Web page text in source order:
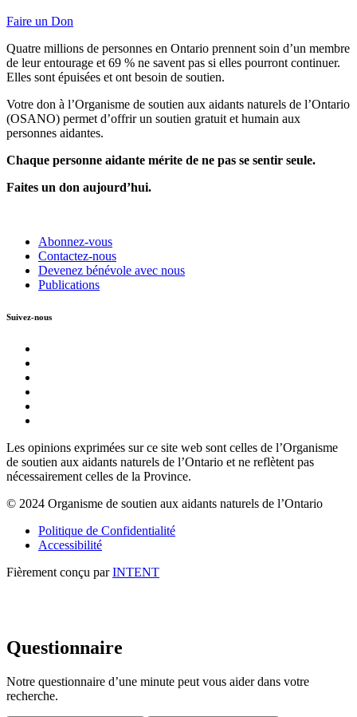
Faire un Don
Quatre millions de personnes en Ontario prennent soin d’un membre
de leur entourage et 69 % ne savent pas si elles pourront continuer.
Elles sont épuisées et ont besoin de soutien.
Votre don à l’Organisme de soutien aux aidants naturels de l’Ontario
(OSANO) permet d’offrir un soutien gratuit et humain aux
personnes aidantes.
Chaque personne aidante mérite de ne pas se sentir seule.
Faites un don aujourd’hui.
Abonnez-vous
Contactez-nous
Devenez bénévole avec nous
Publications
Suivez-nous
Les opinions exprimées sur ce site web sont celles de l’Organisme
de soutien aux aidants naturels de l’Ontario et ne reflètent pas
nécessairement celles de la Province.
© 2024 Organisme de soutien aux aidants naturels de l’Ontario
Politique de Confidentialité
Accessibilité
Fièrement conçu parINTENT
Questionnaire
Notre questionnaire d’une minute peut vous aider dans votre
recherche.